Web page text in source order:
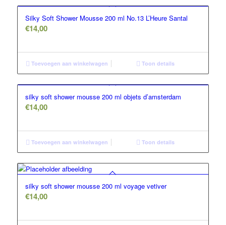
Silky Soft Shower Mousse 200 ml No.13 L’Heure Santal
€14,00
Toevoegen aan winkelwagen Toon details
silky soft shower mousse 200 ml objets d’amsterdam
€14,00
Toevoegen aan winkelwagen Toon details
silky soft shower mousse 200 ml voyage vetiver
€14,00